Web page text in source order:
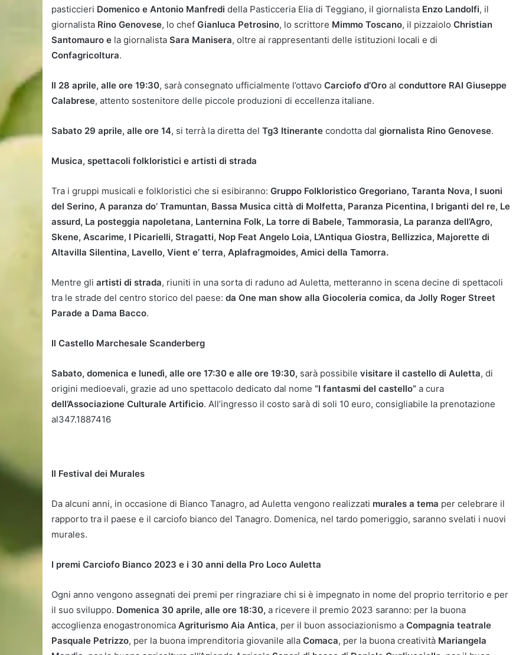
pasticcieri Domenico e Antonio Manfredi della Pasticceria Elia di Teggiano, il giornalista Enzo Landolfi, il
giornalista Rino Genovese, lo chef Gianluca Petrosino, lo scrittore Mimmo Toscano, il pizzaiolo Christian
Santomauro e la giornalista Sara Manisera, oltre ai rappresentanti delle istituzioni locali e di
Confagricoltura.
Il 28 aprile, alle ore 19:30, sarà consegnato ufficialmente l’ottavo Carciofo d’Oro al conduttore RAI Giuseppe
Calabrese, attento sostenitore delle piccole produzioni di eccellenza italiane.
Sabato 29 aprile, alle ore 14, si terrà la diretta del Tg3 Itinerante condotta dal giornalista Rino Genovese.
Musica, spettacoli folkloristici e artisti di strada
Tra i gruppi musicali e folkloristici che si esibiranno: Gruppo Folkloristico Gregoriano, Taranta Nova, I suoni
del Serino, A paranza do’ Tramuntan, Bassa Musica città di Molfetta, Paranza Picentina, I briganti del re, Le
assurd, La posteggia napoletana, Lanternina Folk, La torre di Babele, Tammorasia, La paranza dell’Agro,
Skene, Ascarime, I Picarielli, Stragatti, Nop Feat Angelo Loia, L’Antiqua Giostra, Bellizzica, Majorette di
Altavilla Silentina, Lavello, Vient e’ terra, Aplafragmoides, Amici della Tamorra.
Mentre gli artisti di strada, riuniti in una sorta di raduno ad Auletta, metteranno in scena decine di spettacoli
tra le strade del centro storico del paese: da One man show alla Giocoleria comica, da Jolly Roger Street
Parade a Dama Bacco.
Il Castello Marchesale Scanderberg
Sabato, domenica e lunedì, alle ore 17:30 e alle ore 19:30, sarà possibile visitare il castello di Auletta, di
origini medioevali, grazie ad uno spettacolo dedicato dal nome “I fantasmi del castello” a cura
dell’Associazione Culturale Artificio. All’ingresso il costo sarà di soli 10 euro, consigliabile la prenotazione
al347.1887416
Il Festival dei Murales
Da alcuni anni, in occasione di Bianco Tanagro, ad Auletta vengono realizzati murales a tema per celebrare il
rapporto tra il paese e il carciofo bianco del Tanagro. Domenica, nel tardo pomeriggio, saranno svelati i nuovi
murales.
I premi Carciofo Bianco 2023 e i 30 anni della Pro Loco Auletta
Ogni anno vengono assegnati dei premi per ringraziare chi si è impegnato in nome del proprio territorio e per
il suo sviluppo. Domenica 30 aprile, alle ore 18:30, a ricevere il premio 2023 saranno: per la buona
accoglienza enogastronomica Agriturismo Aia Antica, per il buon associazionismo a Compagnia teatrale
Pasquale Petrizzo, per la buona imprenditoria giovanile alla Comaca, per la buona creatività Mariangela